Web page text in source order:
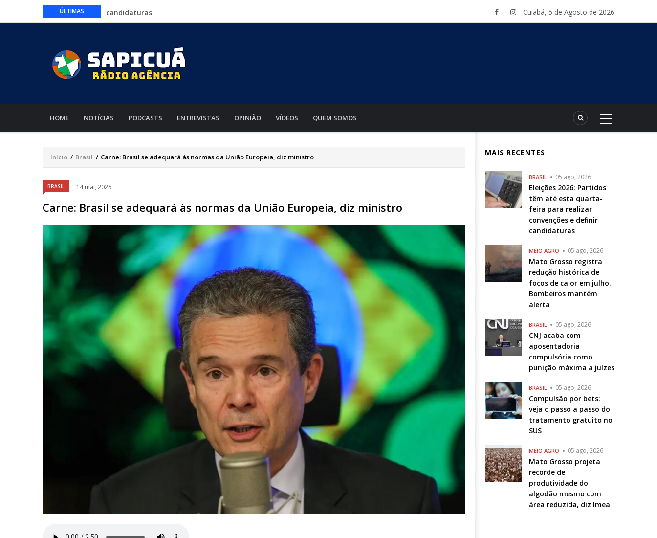
ÚLTIMAS
Mato Grosso registra redução histórica de focos de calor em julho. Bombeiros mantém
alerta
Mato Grosso projeta recorde de produtividade do algodão mesmo com área reduzida, diz
Imea
Eleições 2026: Partidos têm até esta quarta-feira para realizar convenções e definir
Cuiabá, 5 de Agosto de 2026
MAIN
NAVIGATION
HOME NOTÍCIAS PODCASTS ENTREVISTAS OPINIÃO VÍDEOS QUEM SOMOS
Trilha
de
navegação
Início / Brasil / Carne: Brasil se adequará às normas da União Europeia, diz ministro
BRASIL 14 mai, 2026
Carne: Brasil se adequará às normas da União Europeia, diz ministro
Áudio
MAIS RECENTES
BRASIL 05 ago, 2026
Eleições 2026: Partidos
têm até esta quarta-
feira para realizar
convenções e definir
candidaturas
MEIO AGRO 05 ago, 2026
Mato Grosso registra
redução histórica de
focos de calor em julho.
Bombeiros mantém
alerta
BRASIL 05 ago, 2026
CNJ acaba com
aposentadoria
compulsória como
punição máxima a juízes
BRASIL 05 ago, 2026
Compulsão por bets:
veja o passo a passo do
tratamento gratuito no
SUS
MEIO AGRO 05 ago, 2026
Mato Grosso projeta
recorde de
produtividade do
algodão mesmo com
área reduzida, diz Imea